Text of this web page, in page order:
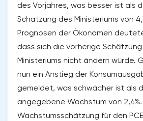
des Vorjahres, was besser ist als
Schätzung des Ministeriums von
Prognosen der Ökonomen
dass sich die vorherige
Ministeriums nicht ändern würde.
nun ein Anstieg der
gemeldet, was schwächer ist als
angegebene Wachstum von
Wachstumsschätzung für den